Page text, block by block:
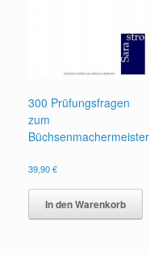
300 Prüfungsfragen
zum
Büchsenmachermeister
39,90€
In den Warenkorb